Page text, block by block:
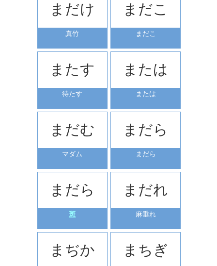
まだけ
真竹
まだこ
まだこ
またす
待たす
または
または
まだむ
マダム
まだら
まだら
まだら
斑
まだれ
麻垂れ
まぢか まちぎ